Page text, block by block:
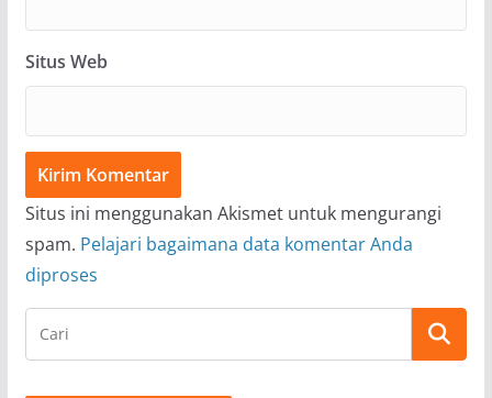
Situs Web
Situs ini menggunakan Akismet untuk mengurangi
spam. Pelajari bagaimana data komentar Anda
diproses